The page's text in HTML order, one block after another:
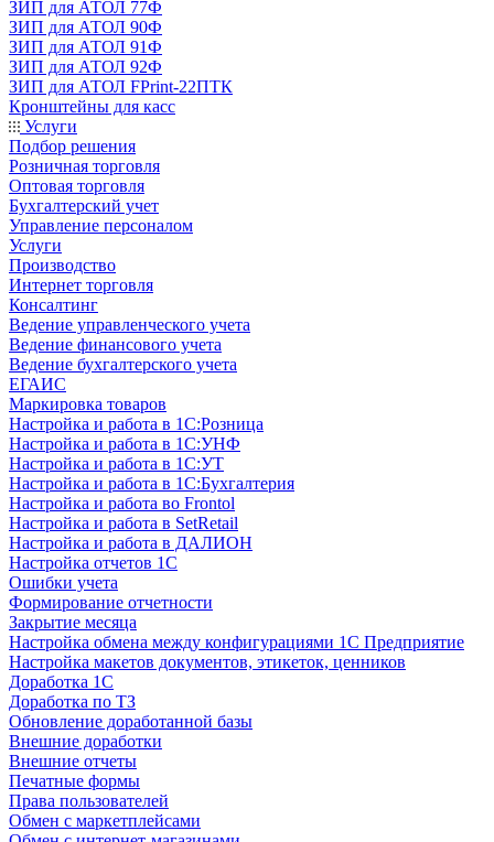
ЗИП для АТОЛ 77Ф
ЗИП для АТОЛ 90Ф
ЗИП для АТОЛ 91Ф
ЗИП для АТОЛ 92Ф
ЗИП для АТОЛ FPrint-22ПТК
Кронштейны для касс
Услуги
Подбор решения
Розничная торговля
Оптовая торговля
Бухгалтерский учет
Управление персоналом
Услуги
Производство
Интернет торговля
Консалтинг
Ведение управленческого учета
Ведение финансового учета
Ведение бухгалтерского учета
ЕГАИС
Маркировка товаров
Настройка и работа в 1С:Розница
Настройка и работа в 1С:УНФ
Настройка и работа в 1С:УТ
Настройка и работа в 1С:Бухгалтерия
Настройка и работа во Frontol
Настройка и работа в SetRetail
Настройка и работа в ДАЛИОН
Настройка отчетов 1С
Ошибки учета
Формирование отчетности
Закрытие месяца
Настройка обмена между конфигурациями 1С Предприятие
Настройка макетов документов, этикеток, ценников
Доработка 1С
Доработка по ТЗ
Обновление доработанной базы
Внешние доработки
Внешние отчеты
Печатные формы
Права пользователей
Обмен с маркетплейсами